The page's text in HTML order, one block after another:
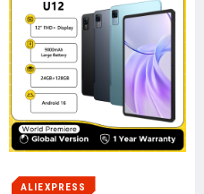
ALIEXPRESS